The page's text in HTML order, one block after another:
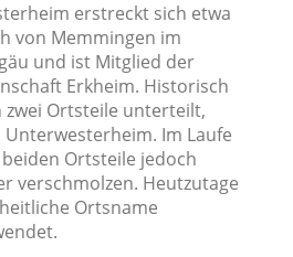
erstreckt sich etwa
von Memmingen im
und ist Mitglied der
Erkheim. Historisch
Ortsteile unterteilt,
Im Laufe
Ortsteile jedoch
verschmolzen. Heutzutage
Ortsname